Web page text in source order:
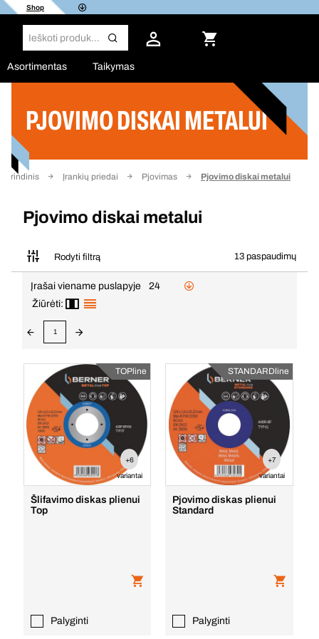
Shop
Asortimentas Taikymas
PJOVIMO DISKAI METALUI
Įrankių priedai Pjovimas Pjovimo diskai metalui
Pjovimo diskai metalui
Rodyti filtrą 13 paspaudimų
Filtras
Įrašai viename puslapyje
24
Žiūrėti:
1
TOPline
+6
variantai
Šlifavimo diskas plienui
Top
Palyginti
STANDARDline
+7
variantai
Pjovimo diskas plienui
Standard
Palyginti